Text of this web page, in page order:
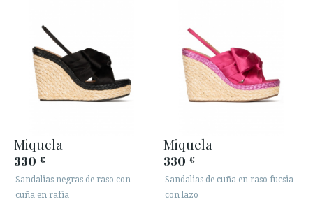
Miquela
330 €
Sandalias negras de raso con
cuña en rafia
Miquela
330 €
Sandalias de cuña en raso fucsia
con lazo